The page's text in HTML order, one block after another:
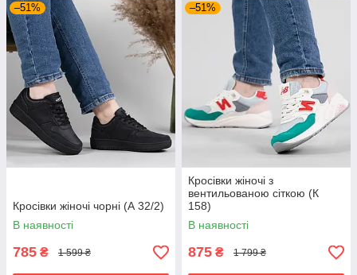
–51%
Кросівки жіночі чорні (А 32/2)
В наявності
785 ₴ 1 599 ₴
–51%
Кросівки жіночі з
вентильованою сіткою (К
158)
В наявності
875 ₴ 1 799 ₴